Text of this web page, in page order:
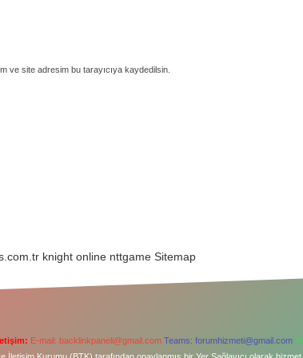
ve site adresim bu tarayıcıya kaydedilsin.
knight online nttgame Sitemap
E-mail: backlinkpaneli@gmail.com Teams: forumhizmeti@gmail.com